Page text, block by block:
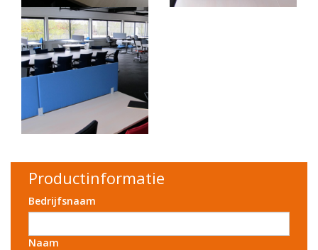
Productinformatie
Bedrijfsnaam
Naam